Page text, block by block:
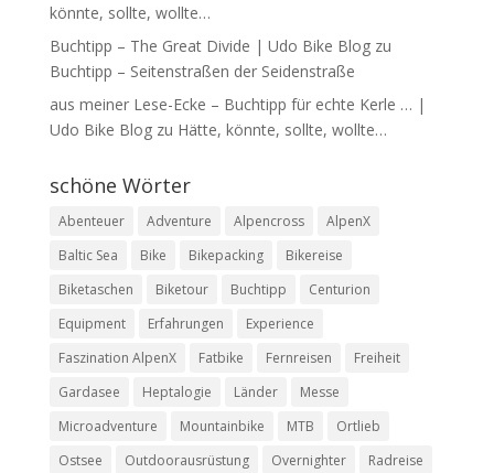
könnte, sollte, wollte…
Buchtipp – The Great Divide | Udo Bike Blogzu
Buchtipp – Seitenstraßen der Seidenstraße
aus meiner Lese-Ecke – Buchtipp für echte Kerle … |
Udo Bike Blogzu Hätte, könnte, sollte, wollte…
schöne Wörter
Abenteuer Adventure Alpencross
AlpenX
Baltic Sea
Bike Bikepacking
Bikereise
Biketaschen
Biketour Buchtipp
Centurion
Equipment
Erfahrungen
Experience
Faszination AlpenX
Fatbike Fernreisen
Freiheit
Gardasee
Heptalogie Länder
Messe
Microadventure
Mountainbike MTB
Ortlieb
Ostsee
Outdoorausrüstung Overnighter
Radreise